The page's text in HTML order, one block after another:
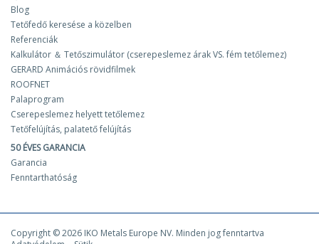
Blog
Tetőfedő keresése a közelben
Referenciák
Kalkulátor ＆ Tetőszimulátor (cserepeslemez árak VS. fém tetőlemez)
GERARD Animációs rövidfilmek
ROOFNET
Palaprogram
Cserepeslemez helyett tetőlemez
Tetőfelújítás, palatető felújítás
50 ÉVES GARANCIA
Garancia
Fenntarthatóság
Copyright © 2026 IKO Metals Europe NV. Minden jog fenntartva